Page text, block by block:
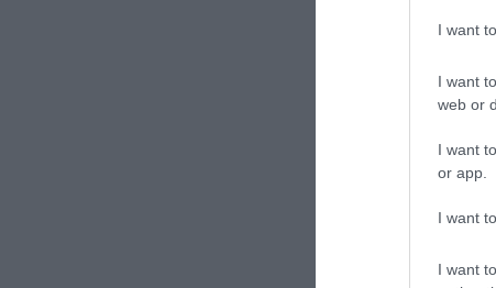
I want
I want
web or
I want
or app.
I want
I want